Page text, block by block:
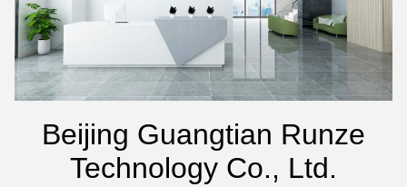
Beijing Guangtian Runze
Technology Co., Ltd.